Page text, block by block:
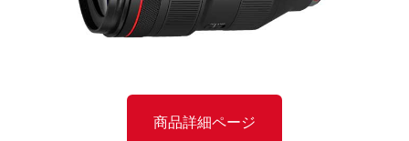
商品詳細ページ